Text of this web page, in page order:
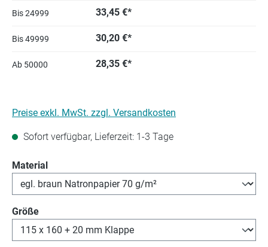
Bis24999 33,45 €*
Bis49999 30,20 €*
Ab 50000 28,35 €*
Preise exkl. MwSt. zzgl. Versandkosten
Sofort verfügbar, Lieferzeit: 1-3 Tage
Materialauswählen
Größeauswählen